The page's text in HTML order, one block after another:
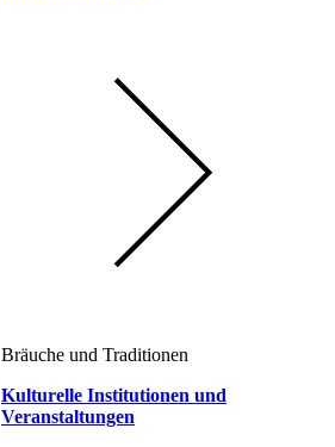
Bräuche und Traditionen
Kulturelle Institutionen und
Veranstaltungen